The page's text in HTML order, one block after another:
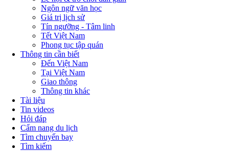
Ngôn ngữ văn học
Giá trị lịch sử
Tín ngưỡng - Tâm linh
Tết Việt Nam
Phong tục tập quán
Thông tin cần biết
Đến Việt Nam
Tại Việt Nam
Giao thông
Thông tin khác
Tài liệu
Tin videos
Hỏi đáp
Cẩm nang du lịch
Tìm chuyến bay
Tìm kiếm